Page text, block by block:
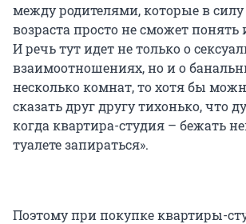
между родителями, которые в силу
возраста просто не сможет понять
И речь тут идет не только о
взаимоотношениях, но и о
несколько комнат, то хотя бы
сказать друг другу тихонько, что
когда квартира-студия – бежать
туалете запираться».
Поэтому при покупке квартиры-